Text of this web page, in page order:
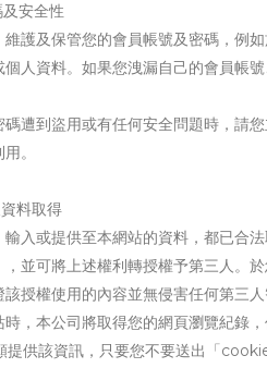
安全性
護及保管您的會員帳號及密碼，例
個人資料。如果您洩漏自己的會員帳
遭到盜用或有任何安全問題時，請
。
料取得
入或提供至本網站的資料，都已合
並可將上述權利轉授權予第三人。
該授權使用的內容並無侵害任何第三
，本公司將取得您的網頁瀏覽紀錄
提供該資訊，只要您不要送出「